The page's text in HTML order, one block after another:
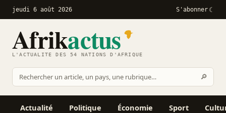
jeudi 6 août 2026 S'abonner
Afrikactus
L'ACTUALITÉ DES 54 NATIONS D'AFRIQUE
Rechercher
sur
Afrikactus
🔎
Actualité Politique Économie Sport